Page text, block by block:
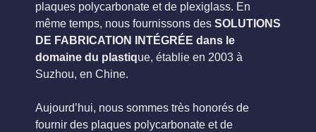
plaques polycarbonate et de plexiglass. En
même temps, nous fournissons des SOLUTIONS
DE FABRICATION INTÉGRÉE dans le
domaine du plastique, établie en 2003 à
Suzhou, en Chine.
Aujourd’hui, nous sommes très honorés de
fournir des plaques polycarbonate et de